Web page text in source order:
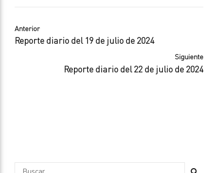
Anterior
Reporte diario del 19 de julio de 2024
Siguiente
Reporte diario del 22 de julio de 2024